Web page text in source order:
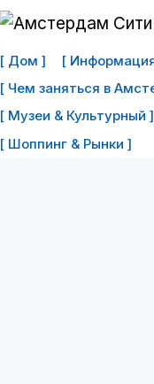
[ Дом ] [
[ Чем заняться в
[ Музеи & Культурный ]
[ Шоппинг & Рынки ]